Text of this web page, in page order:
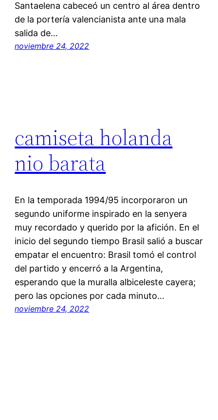
Santaelena cabeceó un centro al área dentro
de la portería valencianista ante una mala
salida de…
noviembre 24, 2022
camiseta holanda
nio barata
En la temporada 1994/95 incorporaron un
segundo uniforme inspirado en la senyera
muy recordado y querido por la afición. En el
inicio del segundo tiempo Brasil salió a buscar
empatar el encuentro: Brasil tomó el control
del partido y encerró a la Argentina,
esperando que la muralla albiceleste cayera;
pero las opciones por cada minuto…
noviembre 24, 2022